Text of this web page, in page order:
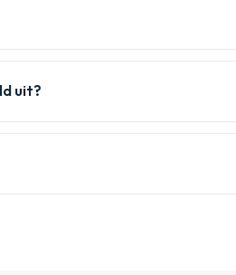
uit?